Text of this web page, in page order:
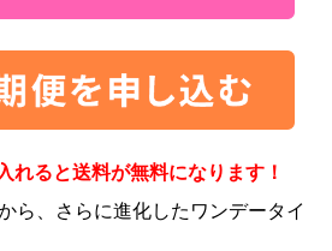
れると送料が無料になります！
ら、さらに進化したワンデータイ